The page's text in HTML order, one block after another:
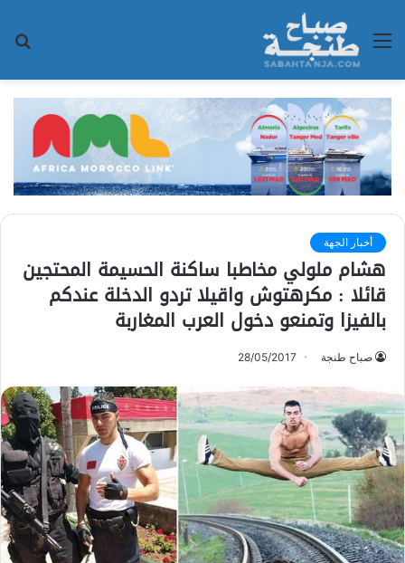
القائمة
أخبار الجهة
هشام ملولي مخاطبا ساكنة الحسيمة المحتجين
قائلا : مكرهتوش واقيلا تردو الدخلة عندكم
بالفيزا وتمنعو دخول العرب المغاربة
صباح طنجة 28/05/2017